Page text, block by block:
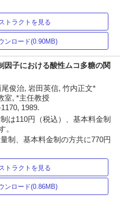
トラクトを見る
ンロード(0.90MB)
因子における酸性ムコ多糖の関
俊治, 岩田英信, 竹内正文*
室, *主任教授
1989.
は110円（税込）、基本料金制
。
制、基本料金制の方共に770円
トラクトを見る
ンロード(0.86MB)